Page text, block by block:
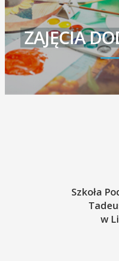
ZAJĘCIA
Szkoła
w